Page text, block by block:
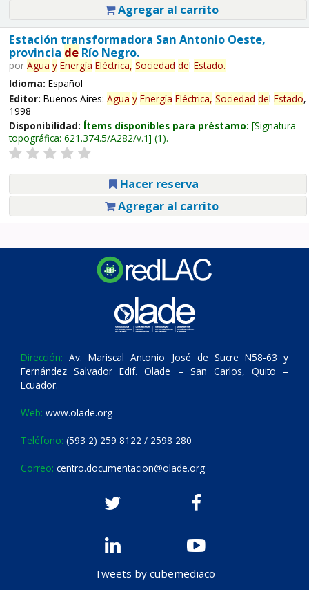
Agregar al carrito
Estación transformadora San Antonio Oeste,
provincia deRío Negro.
por Agua y Energía Eléctrica, Sociedad del Estado.
Idioma: Español
Editor: Buenos Aires: Agua y Energía Eléctrica, Sociedad del Estado,
1998
Disponibilidad: Ítems disponibles para préstamo: Signatura
topográfica: 621.374.5/A282/v.1 (1).
Hacer reserva
Agregar al carrito
Dirección: Av. Mariscal Antonio José de Sucre N58-63 y
Fernández Salvador Edif. Olade – San Carlos, Quito –
Ecuador.
Web: www.olade.org
Teléfono: (593 2) 259 8122 / 2598 280
Correo: centro.documentacion@olade.org
Tweets by cubemediaco